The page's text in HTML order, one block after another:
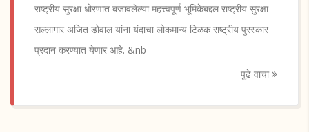
राष्ट्रीय सुरक्षा धोरणात बजावलेल्या महत्त्वपूर्ण भूमिकेबद्दल राष्ट्रीय सुरक्षा
सल्लागार अजित डोवाल यांना यंदाचा लोकमान्य टिळक राष्ट्रीय पुरस्कार
प्रदान करण्यात येणार आहे. &nb
पुढे वाचा